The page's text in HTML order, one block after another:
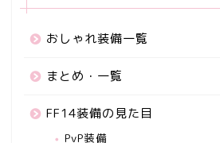
おしゃれ装備一覧
まとめ・一覧
FF14装備の見た目
PvP装備